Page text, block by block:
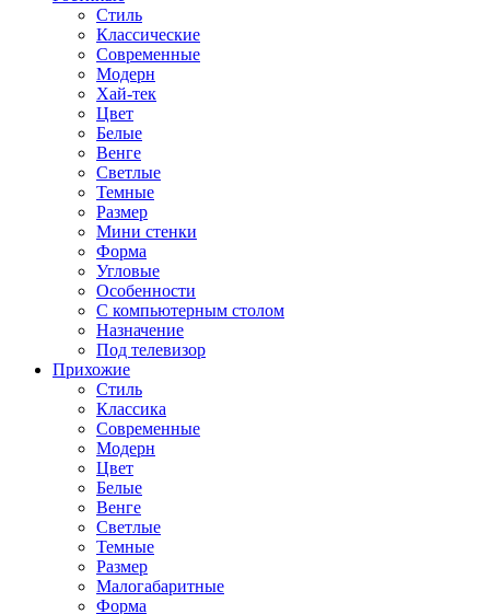
Стиль
Классические
Современные
Модерн
Хай-тек
Цвет
Белые
Венге
Светлые
Темные
Размер
Мини стенки
Форма
Угловые
Особенности
С компьютерным столом
Назначение
Под телевизор
Прихожие
Стиль
Классика
Современные
Модерн
Цвет
Белые
Венге
Светлые
Темные
Размер
Малогабаритные
Форма